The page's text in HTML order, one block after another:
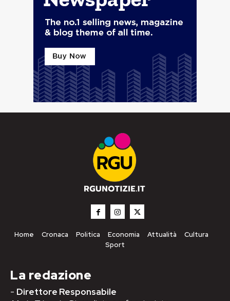
Home Cronaca Politica Economia Attualità
Cultura
Sport
La redazione
- Direttore Responsabile